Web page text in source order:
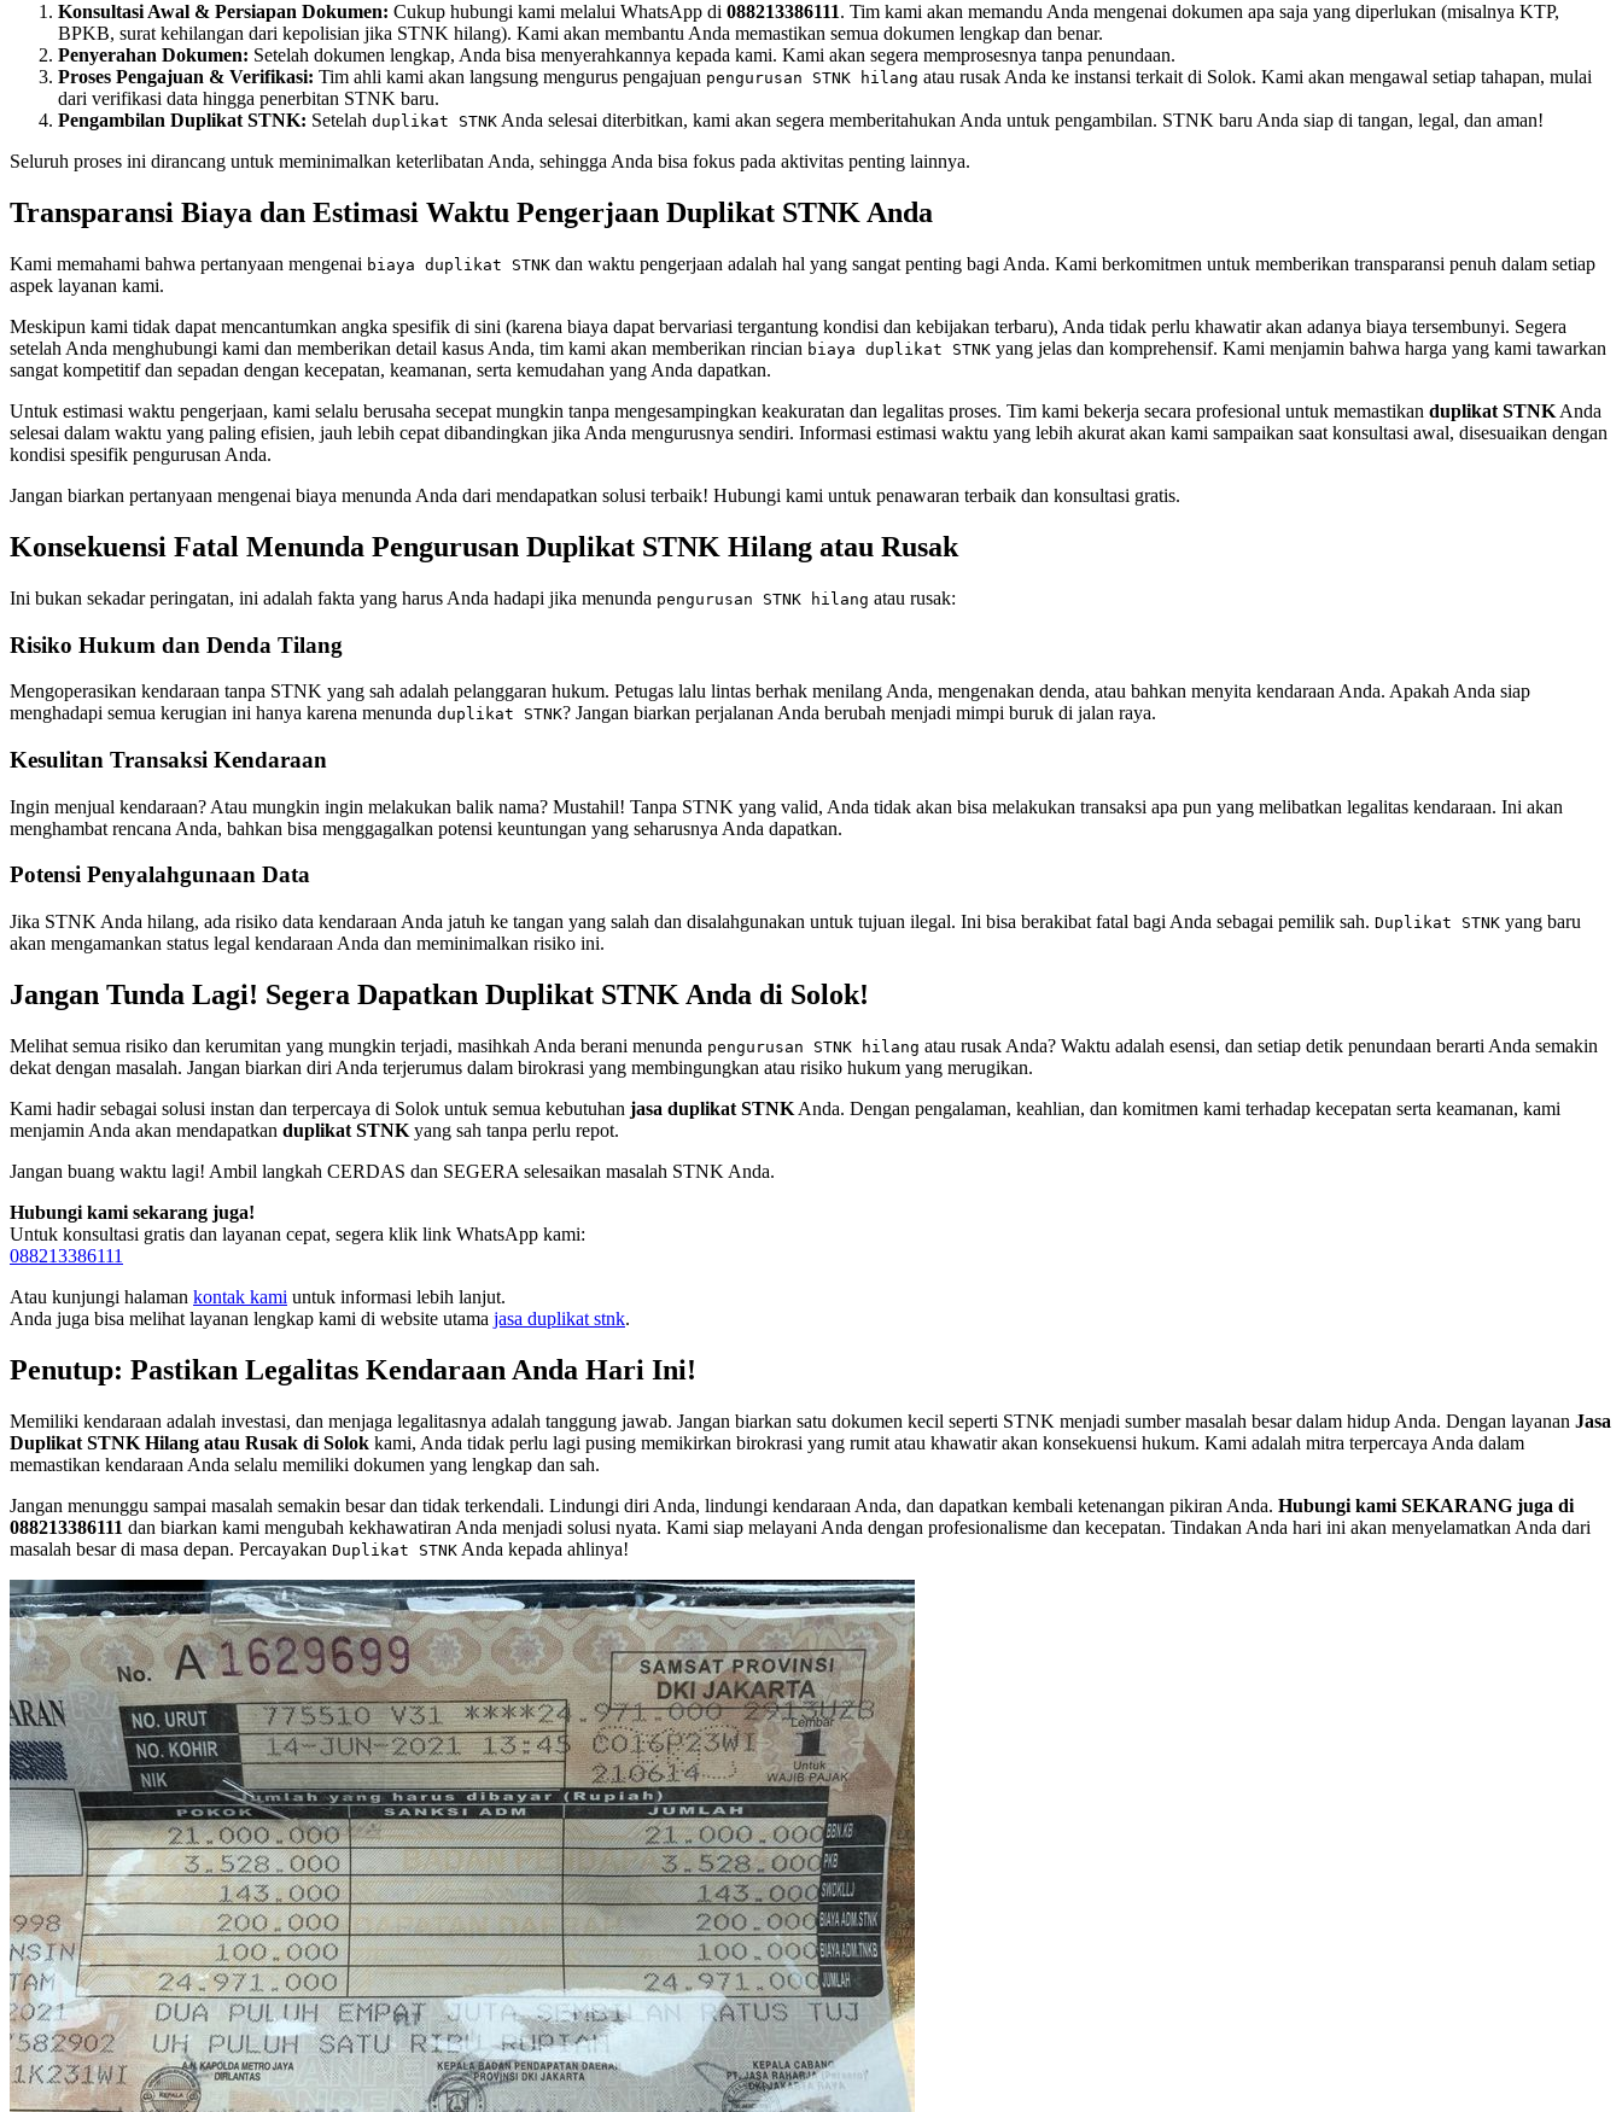
Konsultasi Awal & Persiapan Dokumen: Cukup hubungi kami melalui WhatsApp di 088213386111. Tim kami akan memandu Anda mengenai dokumen apa saja yang diperlukan (misalnya KTP,
BPKB, surat kehilangan dari kepolisian jika STNK hilang). Kami akan membantu Anda memastikan semua dokumen lengkap dan benar.
Penyerahan Dokumen: Setelah dokumen lengkap, Anda bisa menyerahkannya kepada kami. Kami akan segera memprosesnya tanpa penundaan.
Proses Pengajuan & Verifikasi: Tim ahli kami akan langsung mengurus pengajuan pengurusan STNK hilang atau rusak Anda ke instansi terkait di Solok. Kami akan mengawal setiap tahapan, mulai
dari verifikasi data hingga penerbitan STNK baru.
Pengambilan Duplikat STNK: Setelah duplikat STNK Anda selesai diterbitkan, kami akan segera memberitahukan Anda untuk pengambilan. STNK baru Anda siap di tangan, legal, dan aman!
Seluruh proses ini dirancang untuk meminimalkan keterlibatan Anda, sehingga Anda bisa fokus pada aktivitas penting lainnya.
Transparansi Biaya dan Estimasi Waktu Pengerjaan Duplikat STNK Anda
Kami memahami bahwa pertanyaan mengenai biaya duplikat STNK dan waktu pengerjaan adalah hal yang sangat penting bagi Anda. Kami berkomitmen untuk memberikan transparansi penuh dalam setiap
aspek layanan kami.
Meskipun kami tidak dapat mencantumkan angka spesifik di sini (karena biaya dapat bervariasi tergantung kondisi dan kebijakan terbaru), Anda tidak perlu khawatir akan adanya biaya tersembunyi. Segera
setelah Anda menghubungi kami dan memberikan detail kasus Anda, tim kami akan memberikan rincian biaya duplikat STNK yang jelas dan komprehensif. Kami menjamin bahwa harga yang kami tawarkan
sangat kompetitif dan sepadan dengan kecepatan, keamanan, serta kemudahan yang Anda dapatkan.
Untuk estimasi waktu pengerjaan, kami selalu berusaha secepat mungkin tanpa mengesampingkan keakuratan dan legalitas proses. Tim kami bekerja secara profesional untuk memastikan duplikat STNK Anda
selesai dalam waktu yang paling efisien, jauh lebih cepat dibandingkan jika Anda mengurusnya sendiri. Informasi estimasi waktu yang lebih akurat akan kami sampaikan saat konsultasi awal, disesuaikan dengan
kondisi spesifik pengurusan Anda.
Jangan biarkan pertanyaan mengenai biaya menunda Anda dari mendapatkan solusi terbaik! Hubungi kami untuk penawaran terbaik dan konsultasi gratis.
Konsekuensi Fatal Menunda Pengurusan Duplikat STNK Hilang atau Rusak
Ini bukan sekadar peringatan, ini adalah fakta yang harus Anda hadapi jika menunda pengurusan STNK hilang atau rusak:
Risiko Hukum dan Denda Tilang
Mengoperasikan kendaraan tanpa STNK yang sah adalah pelanggaran hukum. Petugas lalu lintas berhak menilang Anda, mengenakan denda, atau bahkan menyita kendaraan Anda. Apakah Anda siap
menghadapi semua kerugian ini hanya karena menunda duplikat STNK? Jangan biarkan perjalanan Anda berubah menjadi mimpi buruk di jalan raya.
Kesulitan Transaksi Kendaraan
Ingin menjual kendaraan? Atau mungkin ingin melakukan balik nama? Mustahil! Tanpa STNK yang valid, Anda tidak akan bisa melakukan transaksi apa pun yang melibatkan legalitas kendaraan. Ini akan
menghambat rencana Anda, bahkan bisa menggagalkan potensi keuntungan yang seharusnya Anda dapatkan.
Potensi Penyalahgunaan Data
Jika STNK Anda hilang, ada risiko data kendaraan Anda jatuh ke tangan yang salah dan disalahgunakan untuk tujuan ilegal. Ini bisa berakibat fatal bagi Anda sebagai pemilik sah. Duplikat STNK yang baru
akan mengamankan status legal kendaraan Anda dan meminimalkan risiko ini.
Jangan Tunda Lagi! Segera Dapatkan Duplikat STNK Anda di Solok!
Melihat semua risiko dan kerumitan yang mungkin terjadi, masihkah Anda berani menunda pengurusan STNK hilang atau rusak Anda? Waktu adalah esensi, dan setiap detik penundaan berarti Anda semakin
dekat dengan masalah. Jangan biarkan diri Anda terjerumus dalam birokrasi yang membingungkan atau risiko hukum yang merugikan.
Kami hadir sebagai solusi instan dan terpercaya di Solok untuk semua kebutuhan jasa duplikat STNK Anda. Dengan pengalaman, keahlian, dan komitmen kami terhadap kecepatan serta keamanan, kami
menjamin Anda akan mendapatkan duplikat STNK yang sah tanpa perlu repot.
Jangan buang waktu lagi! Ambil langkah CERDAS dan SEGERA selesaikan masalah STNK Anda.
Hubungi kami sekarang juga!
Untuk konsultasi gratis dan layanan cepat, segera klik link WhatsApp kami:
088213386111
Atau kunjungi halaman kontak kami untuk informasi lebih lanjut.
Anda juga bisa melihat layanan lengkap kami di website utama jasa duplikat stnk.
Penutup: Pastikan Legalitas Kendaraan Anda Hari Ini!
Memiliki kendaraan adalah investasi, dan menjaga legalitasnya adalah tanggung jawab. Jangan biarkan satu dokumen kecil seperti STNK menjadi sumber masalah besar dalam hidup Anda. Dengan layanan Jasa
Duplikat STNK Hilang atau Rusak di Solok kami, Anda tidak perlu lagi pusing memikirkan birokrasi yang rumit atau khawatir akan konsekuensi hukum. Kami adalah mitra terpercaya Anda dalam
memastikan kendaraan Anda selalu memiliki dokumen yang lengkap dan sah.
Jangan menunggu sampai masalah semakin besar dan tidak terkendali. Lindungi diri Anda, lindungi kendaraan Anda, dan dapatkan kembali ketenangan pikiran Anda. Hubungi kami SEKARANG juga di
088213386111 dan biarkan kami mengubah kekhawatiran Anda menjadi solusi nyata. Kami siap melayani Anda dengan profesionalisme dan kecepatan. Tindakan Anda hari ini akan menyelamatkan Anda dari
masalah besar di masa depan. Percayakan Duplikat STNK Anda kepada ahlinya!